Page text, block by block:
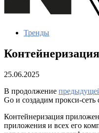
Тренды
25.06.2025
В продолжение
Go и создадим прокси-сеть
Контейнеризация
приложения и всех его